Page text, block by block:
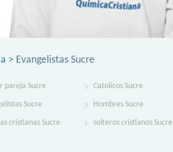
> Evangelistas Sucre
pareja Sucre Catolicos Sucre
Sucre Hombres Sucre
cristianas Sucre solteros cristianos Sucre